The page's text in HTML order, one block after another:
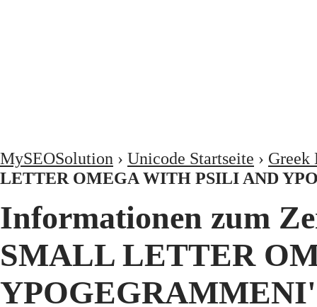
MySEOSolution › Unicode Startseite › Greek
LETTER OMEGA WITH PSILI AND
Informationen zum
SMALL LETTER
YPOGEGRAMMENI'